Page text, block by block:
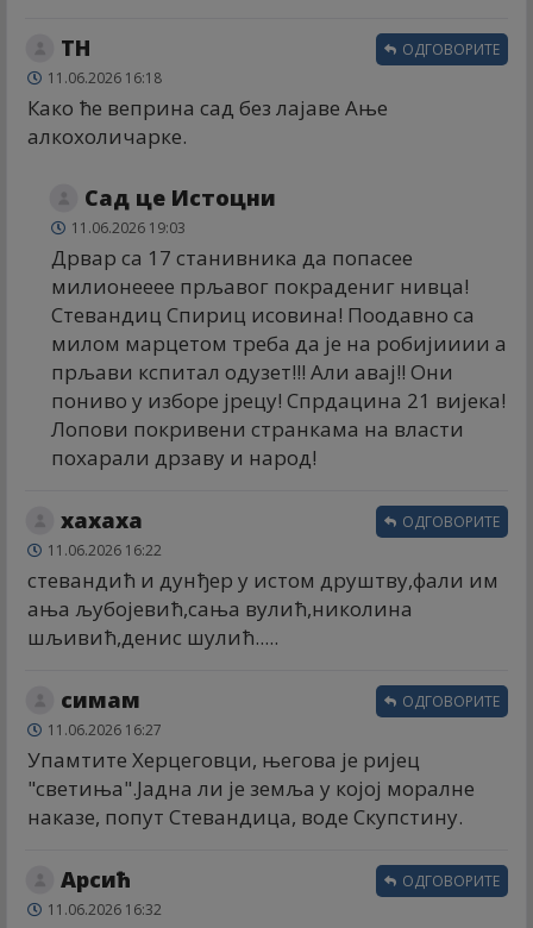
ТН
11.06.2026 16:18
Како ће веприна сад без лајаве Ање
алкохоличарке.
ОДГОВОРИТЕ
Сад це Истоцни
11.06.2026 19:03
Дрвар са 17 станивника да попасее
милионееее прљавог покрадениг нивца!
Стевандиц Спириц исовина! Поодавно са
милом марцетом треба да је на робијииии а
прљави кспитал одузет!!! Али авај!! Они
пониво у изборе јрецу! Спрдацина 21 вијека!
Лопови покривени странкама на власти
похарали дрзаву и народ!
хахаха
11.06.2026 16:22
стевандић и дунђер у истом друштву,фали им
ања љубојевић,сања вулић,николина
шљивић,денис шулић.....
ОДГОВОРИТЕ
симам
11.06.2026 16:27
Упамтите Херцеговци, његова је ријец
"светиња".Јадна ли је земља у којој моралне
наказе, попут Стевандица, воде Скупстину.
ОДГОВОРИТЕ
Арсић
11.06.2026 16:32
ОДГОВОРИТЕ